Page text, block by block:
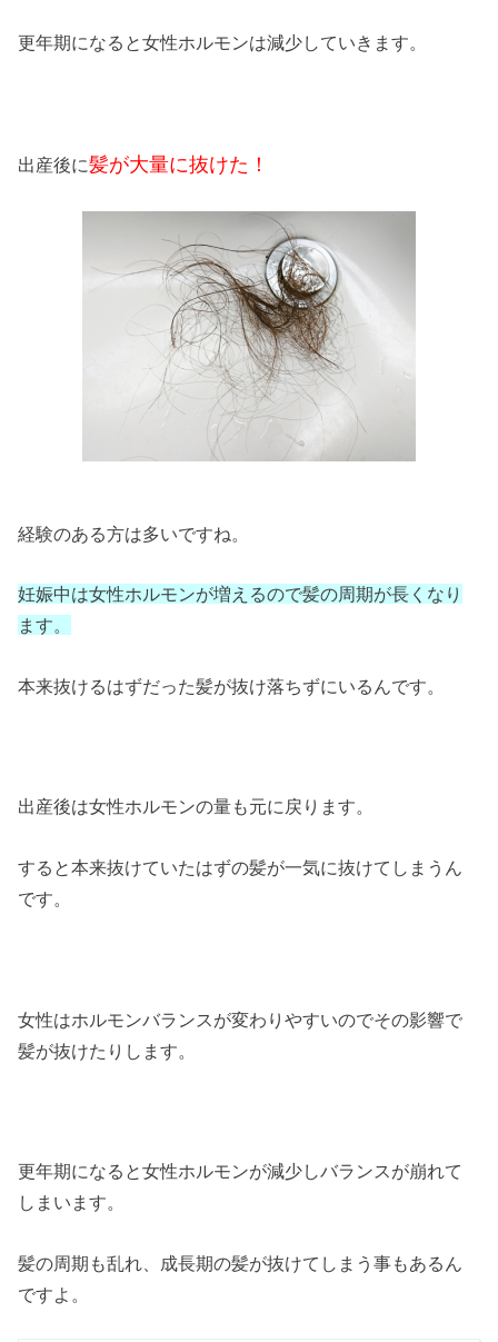
更年期になると女性ホルモンは減少していきます。
出産後に髪が大量に抜けた！
経験のある方は多いですね。
妊娠中は女性ホルモンが増えるので髪の周期が長くなり
ます。
本来抜けるはずだった髪が抜け落ちずにいるんです。
出産後は女性ホルモンの量も元に戻ります。
すると本来抜けていたはずの髪が一気に抜けてしまうん
です。
女性はホルモンバランスが変わりやすいのでその影響で
髪が抜けたりします。
更年期になると女性ホルモンが減少しバランスが崩れて
しまいます。
髪の周期も乱れ、成長期の髪が抜けてしまう事もあるん
ですよ。